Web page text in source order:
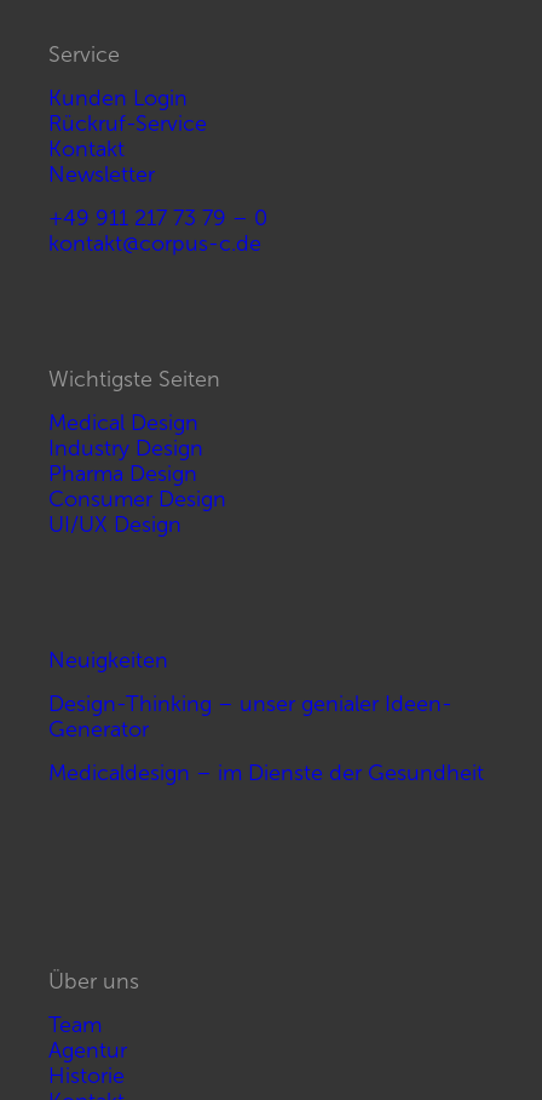
Service
Kunden Login
Rückruf-Service
Kontakt
Newsletter
+49 911 217 73 79 – 0
kontakt@corpus-c.de
Wichtigste Seiten
Medical Design
Industry Design
Pharma Design
Consumer Design
UI/UX Design
Neuigkeiten
Design-Thinking – unser genialer Ideen-
Generator
Medicaldesign – im Dienste der Gesundheit
Über uns
Team
Agentur
Historie